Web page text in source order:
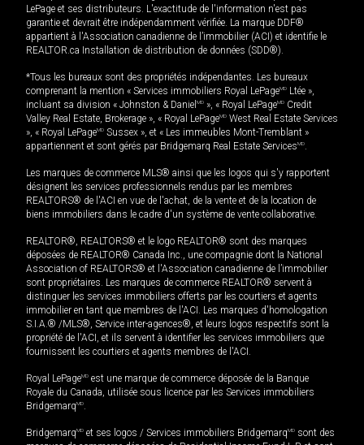
LePage et ses distributeurs. L'exactitude de l'information n'est pas
garantie et devrait être indépendamment vérifiée. La marque DDF®
appartient à l'Association canadienne de l’immobilier (ACI) et identifie le
REALTOR.ca Installation de distribution de données (SDD®).
*Tous les bureaux sont des propriétés indépendantes. Les bureaux
comprenant la mention « Services immobiliers Royal LePageMD Ltée »,
incluant sa division « Johnston & Daniel MD », « Royal LePageMD Credit
Valley Real Estate, Brokerage », « Royal LePageMD West Real Estate Services
», « Royal LePageMD Sussex », et « Les immeubles Mont-Tremblant »
appartiennent et sont gérés par Bridgemarq Real Estate ServicesMD.
Les marques de commerce MLS® ainsi que les logos qui s'y rapportent
désignent les services professionnels rendus par les membres
REALTORS® de l'ACI en vue de l'achat, de la vente et de la location de
biens immobiliers dans le cadre d'un système de vente collaborative.
REALTOR®, REALTORS® et le logo REALTOR® sont des marques
déposées de REALTOR® Canada Inc., une compagnie dont la National
Association of REALTORS® et l'Association canadienne de l’immobilier
sont propriétaires. Les marques de commerce REALTOR® servent à
distinguer les services immobiliers offerts par les courtiers et agents
immobilier en tant que membres de l'ACI. Les marques d'homologation
S.I.A.® /MLS®, Service inter-agences®, et leurs logos respectifs sont la
propriété de l'ACI, et ils servent à identifier les services immobiliers que
fournissent les courtiers et agents membres de l'ACI.
Royal LePageMD est une marque de commerce déposée de la Banque
Royale du Canada, utilisée sous licence par les Services immobiliers
BridgemarqMD.
BridgemarqMD et ses logos / Services immobiliers BridgemarqMD sont des